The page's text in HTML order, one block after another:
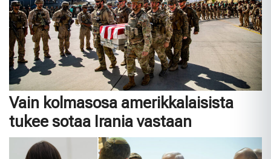
Vain kolmasosa amerikkalaisista
tukee sotaa Irania vastaan